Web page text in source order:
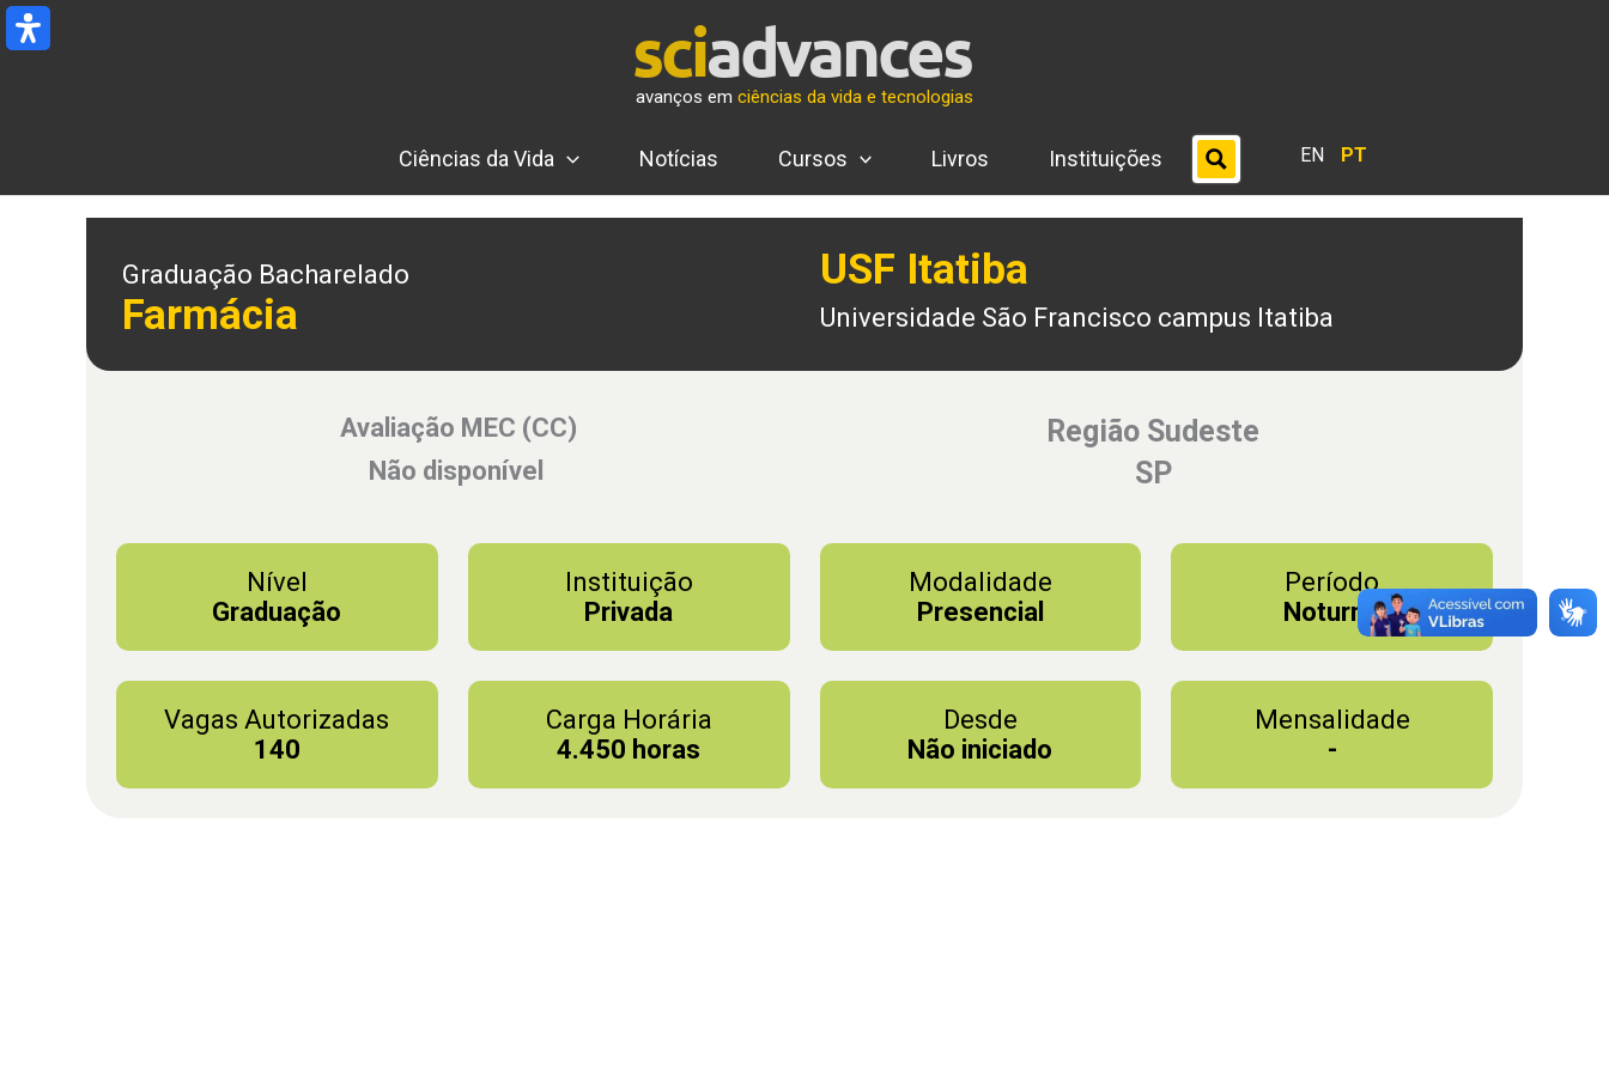
Ir
para
avanços em ciências da vida e tecnologias
Ciências da Vida Notícias Cursos Livros Instituições EN PT
Graduação Bacharelado
Farmácia
USF Itatiba
Universidade São Francisco campus Itatiba
Avaliação MEC (CC)
Não disponível
Região Sudeste
SP
Nível
Graduação
Instituição
Privada
Modalidade
Presencial
Período
Noturno
Vagas Autorizadas
140
Carga Horária
4.450 horas
Desde
Não iniciado
Mensalidade
-